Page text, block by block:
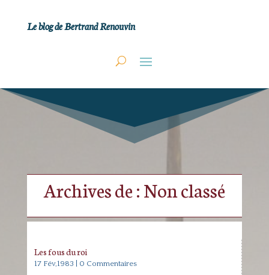
Le blog de Bertrand Renouvin
Archives de : Non classé
Les fous du roi
17 Fév,1983 | 0 Commentaires